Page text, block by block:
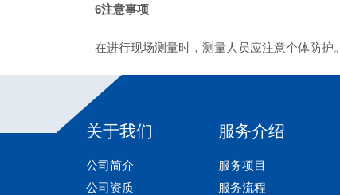
6注意事项
在进行现场测量时，测量人员应注意个体防护。
关于我们
公司简介
公司资质
服务介绍
服务项目
服务流程